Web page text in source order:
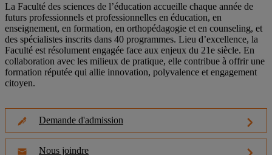
La Faculté des sciences de l’éducation accueille chaque année de
futurs professionnels et professionnelles en éducation, en
enseignement, en formation, en orthopédagogie et en counseling, et
des spécialistes inscrits dans 40 programmes. Lieu d’excellence, la
Faculté est résolument engagée face aux enjeux du 21e siècle. En
collaboration avec les milieux de pratique, elle contribue à offrir une
formation réputée qui allie innovation, polyvalence et engagement
citoyen.
Demande d'admission
Nous joindre